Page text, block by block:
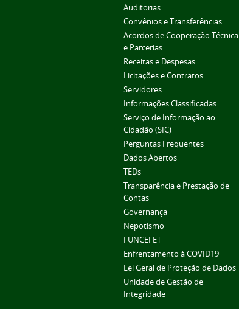
Auditorias
Convênios e Transferências
Acordos de Cooperação Técnica
e Parcerias
Receitas e Despesas
Licitações e Contratos
Servidores
Informações Classificadas
Serviço de Informação ao
Cidadão (SIC)
Perguntas Frequentes
Dados Abertos
TEDs
Transparência e Prestação de
Contas
Governança
Nepotismo
FUNCEFET
Enfrentamento à COVID19
Lei Geral de Proteção de Dados
Unidade de Gestão de
Integridade